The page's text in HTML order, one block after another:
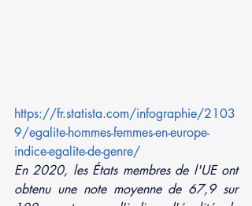
https://fr.statista.com/infographie/2103
9/egalite-hommes-femmes-en-europe-
indice-egalite-de-genre/
En 2020, les États membres de l'UE ont
obtenu une note moyenne de 67,9 sur